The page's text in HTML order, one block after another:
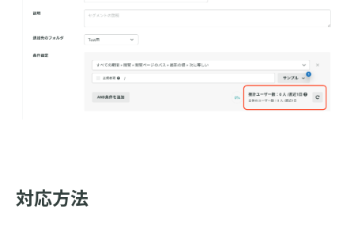
対応方法